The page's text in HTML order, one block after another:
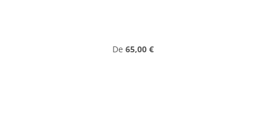
Prix régulier :
De 65,00 €